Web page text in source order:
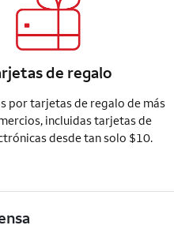
de regalo
por tarjetas de regalo de más
incluidas tarjetas de
desde tan solo $10.